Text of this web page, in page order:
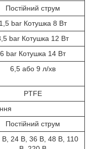
Постійний струм
1,5 bar Котушка 8 Вт
bar Котушка 12 Вт
6 bar Котушка 14 Вт
6,5 або 9 л/хв
PTFE
Постійний струм
В, 24 В, 36 В, 48 В, 110